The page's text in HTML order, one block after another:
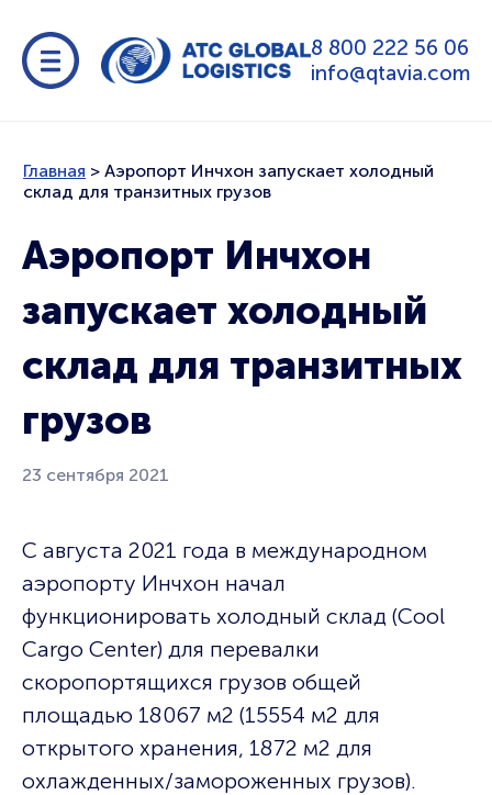
8 800 222 56 06
info@qtavia.com
Главная > Аэропорт Инчхон запускает холодный
склад для транзитных грузов
Аэропорт Инчхон
запускает холодный
склад для транзитных
грузов
23 сентября 2021
С августа 2021 года в международном
аэропорту Инчхон начал
функционировать холодный склад (Cool
Cargo Center) для перевалки
скоропортящихся грузов общей
площадью 18067 м2 (15554 м2 для
открытого хранения, 1872 м2 для
охлажденных/замороженных грузов).